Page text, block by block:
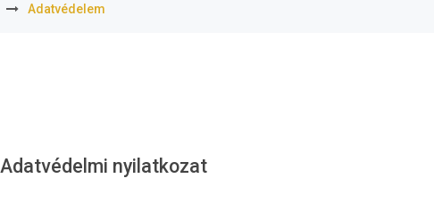
Adatvédelem
Adatvédelmi nyilatkozat